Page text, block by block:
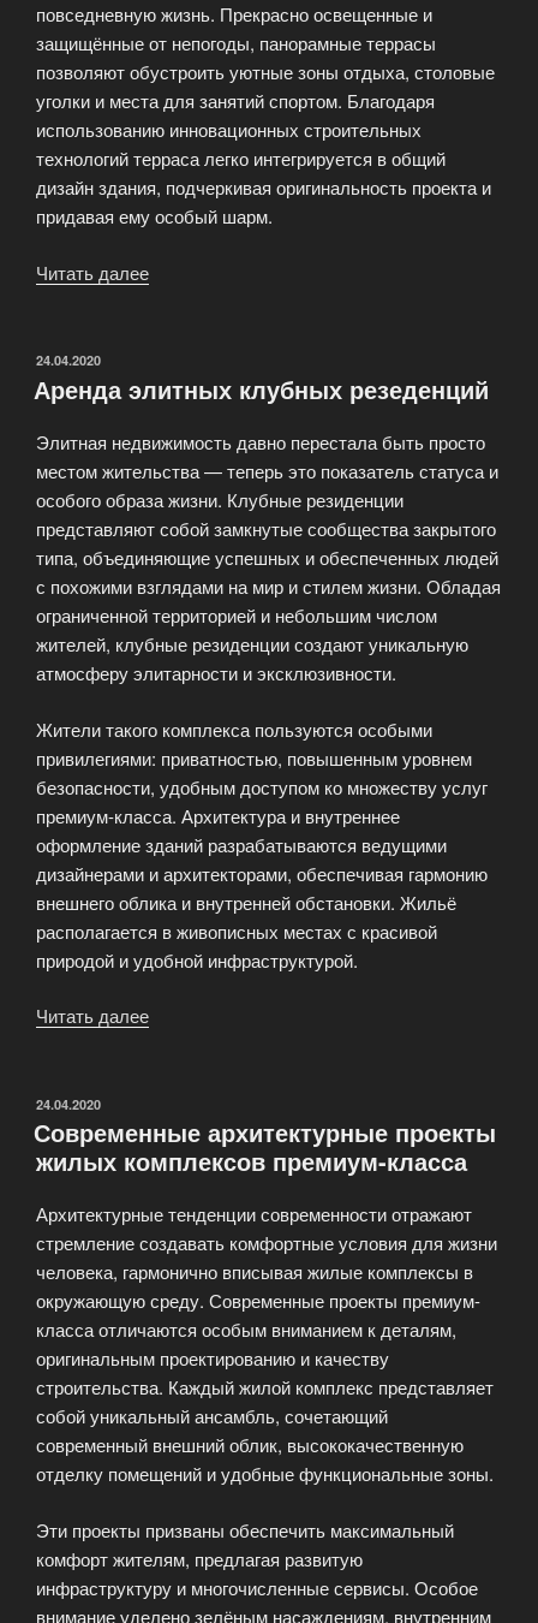
повседневную жизнь. Прекрасно освещенные и
защищённые от непогоды, панорамные террасы
позволяют обустроить уютные зоны отдыха, столовые
уголки и места для занятий спортом. Благодаря
использованию инновационных строительных
технологий терраса легко интегрируется в общий
дизайн здания, подчеркивая оригинальность проекта и
придавая ему особый шарм.
Читать далее
ОПУБЛИКОВАНО
24.04.2020
Аренда элитных клубных резеденций
Элитная недвижимость давно перестала быть просто
местом жительства — теперь это показатель статуса и
особого образа жизни. Клубные резиденции
представляют собой замкнутые сообщества закрытого
типа, объединяющие успешных и обеспеченных людей
с похожими взглядами на мир и стилем жизни. Обладая
ограниченной территорией и небольшим числом
жителей, клубные резиденции создают уникальную
атмосферу элитарности и эксклюзивности.
Жители такого комплекса пользуются особыми
привилегиями: приватностью, повышенным уровнем
безопасности, удобным доступом ко множеству услуг
премиум-класса. Архитектура и внутреннее
оформление зданий разрабатываются ведущими
дизайнерами и архитекторами, обеспечивая гармонию
внешнего облика и внутренней обстановки. Жильё
располагается в живописных местах с красивой
природой и удобной инфраструктурой.
Читать далее
ОПУБЛИКОВАНО
24.04.2020
Современные архитектурные проекты
жилых комплексов премиум-класса
Архитектурные тенденции современности отражают
стремление создавать комфортные условия для жизни
человека, гармонично вписывая жилые комплексы в
окружающую среду. Современные проекты премиум-
класса отличаются особым вниманием к деталям,
оригинальным проектированию и качеству
строительства. Каждый жилой комплекс представляет
собой уникальный ансамбль, сочетающий
современный внешний облик, высококачественную
отделку помещений и удобные функциональные зоны.
Эти проекты призваны обеспечить максимальный
комфорт жителям, предлагая развитую
инфраструктуру и многочисленные сервисы. Особое
внимание уделено зелёным насаждениям, внутренним